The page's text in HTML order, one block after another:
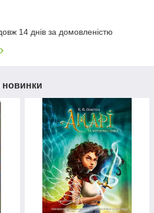
14 днів за домовленістю
новинки